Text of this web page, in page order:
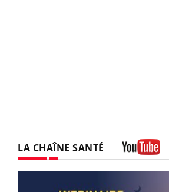
LA CHAÎNE SANTÉ